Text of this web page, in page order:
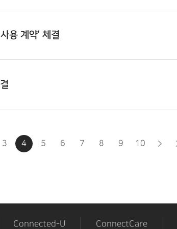
용 계약’ 체결
3 4 5 6 7 8 9 10
Connected-U ConnectCare